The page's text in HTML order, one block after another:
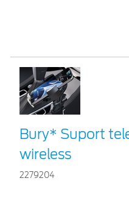
Bury* Suport
wireless
2279204